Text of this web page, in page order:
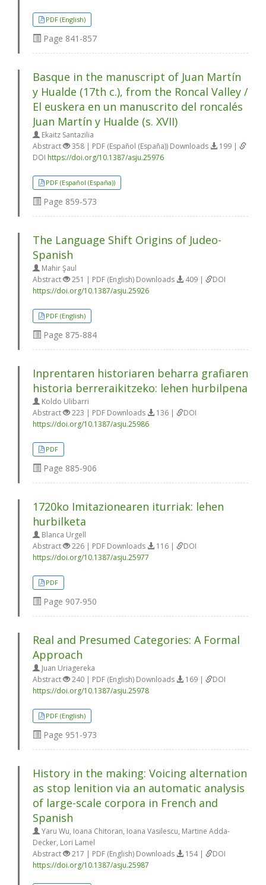
PDF (English)
Page 841-857
Basque in the manuscript of Juan Martín
y Hualde (17th c.), from the Roncal Valley /
El euskera en un manuscrito del roncalés
Juan Martín y Hualde (s. XVII)
Ekaitz Santazilia
Abstract
358 | PDF (Español (España)) Downloads
199 |
DOI https://doi.org/10.1387/asju.25976
PDF (Español (España))
Page 859-573
The Language Shift Origins of Judeo-
Spanish
Mahir Şaul
Abstract
251 | PDF (English) Downloads 409 |
DOI
https://doi.org/10.1387/asju.25926
PDF (English)
Page 875-884
Inprentaren historiaren beharra grafiaren
historia berreraikitzeko: lehen hurbilpena
Koldo Ulibarri
Abstract
223 | PDF Downloads 136 |
DOI
https://doi.org/10.1387/asju.25986
PDF
Page 885-906
1720ko Imitazionearen iturriak: lehen
hurbilketa
Blanca Urgell
Abstract
226 | PDF Downloads 116 |
DOI
https://doi.org/10.1387/asju.25977
PDF
Page 907-950
Real and Presumed Categories: A Formal
Approach
Juan Uriagereka
Abstract
240 | PDF (English) Downloads 169 |
DOI
https://doi.org/10.1387/asju.25978
PDF (English)
Page 951-973
History in the making: Voicing alternation
as stop lenition via an automatic analysis
of large-scale corpora in French and
Spanish
Yaru Wu, Ioana Chitoran, Ioana Vasilescu, Martine Adda-
Decker, Lori Lamel
Abstract
217 | PDF (English) Downloads 154 |
DOI
https://doi.org/10.1387/asju.25987